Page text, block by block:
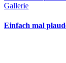
Gallerie
Einfach mal